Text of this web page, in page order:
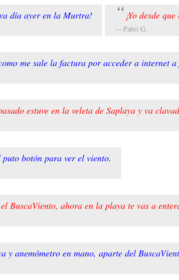
día ayer en la Murtra! ¡Yo desde
Pabri G.
me sale la factura por acceder a internet
estuve en la veleta de Saplaya y va
botón para ver el viento.
BuscaViento, ahora en la playa te vas a
y anemómetro en mano, aparte del